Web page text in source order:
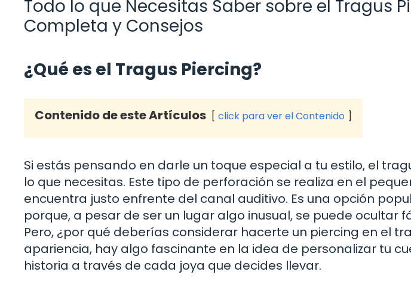
Todo lo que Necesitas Saber sobre el Tragus
Completa y Consejos
¿Qué es el Tragus Piercing?
Contenido de este Artículos click para ver el Contenido
Si estás pensando en darle un toque especial a tu estilo, el
lo que necesitas. Este tipo de perforación se realiza en el
encuentra justo enfrente del canal auditivo. Es una opción
porque, a pesar de ser un lugar algo inusual, se puede ocultar
Pero, ¿por qué deberías considerar hacerte un piercing en el
apariencia, hay algo fascinante en la idea de personalizar tu
historia a través de cada joya que decides llevar.